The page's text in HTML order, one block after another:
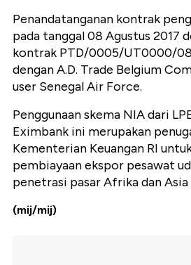
Penandatanganan kontrak
pada tanggal 08 Agustus 2017
kontrak PTD/0005/UT0000/
dengan A.D. Trade Belgium
user Senegal Air Force.
Penggunaan skema NIA dari
Eximbank ini merupakan
Kementerian Keuangan RI
pembiayaan ekspor pesawat
penetrasi pasar Afrika dan Asia
(mij/mij)